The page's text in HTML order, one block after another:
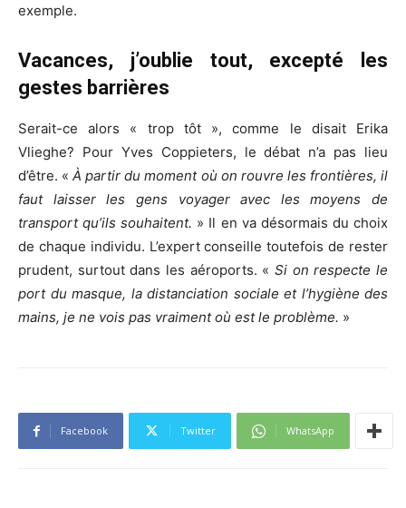
exemple.
Vacances, j’oublie tout, excepté les
gestes barrières
Serait-ce alors « trop tôt », comme le disait Erika
Vlieghe? Pour Yves Coppieters, le débat n’a pas lieu
d’être. «À partir du moment où on rouvre les frontières, il
faut laisser les gens voyager avec les moyens de
transport qu’ils souhaitent. » Il en va désormais du choix
de chaque individu. L’expert conseille toutefois de rester
prudent, surtout dans les aéroports. « Si on respecte le
port du masque, la distanciation sociale et l’hygiène des
mains, je ne vois pas vraiment où est le problème. »
Facebook Twitter WhatsApp